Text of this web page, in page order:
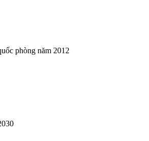
phòng năm 2012